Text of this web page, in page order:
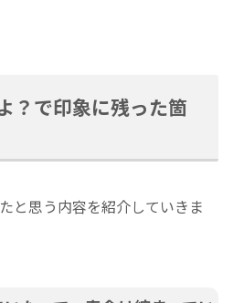
？で印象に残った箇
と思う内容を紹介していきま